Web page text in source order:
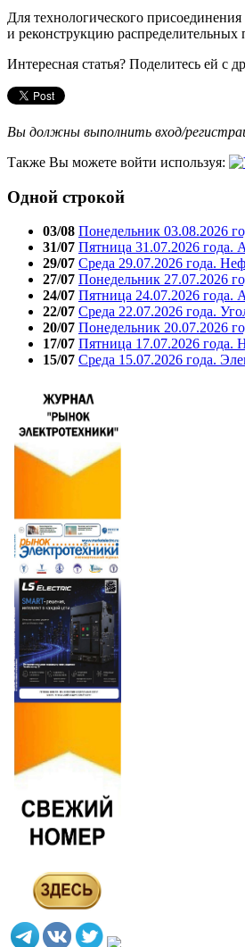
Для технологического
и реконструкцию
Интересная статья? Поделитесь ей с
Вы должны выполнить вход/
Также Вы можете войти используя:
Одной строкой
03/08 Понедельник 03.08.2026
31/07 Пятница 31.07.2026 года.
29/07 Среда 29.07.2026 года.
27/07 Понедельник 27.07.2026
24/07 Пятница 24.07.2026 года.
22/07 Среда 22.07.2026 года.
20/07 Понедельник 20.07.2026
17/07 Пятница 17.07.2026 года.
15/07 Среда 15.07.2026 года.